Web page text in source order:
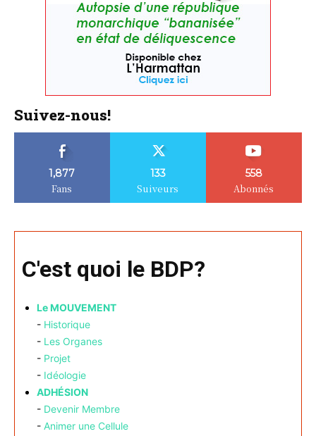
Suivez-nous!
1,877
Fans
133
Suiveurs
558
Abonnés
C'est quoi le BDP?
Le MOUVEMENT
- Historique
- Les Organes
- Projet
- Idéologie
ADHÉSION
- Devenir Membre
- Animer une Cellule